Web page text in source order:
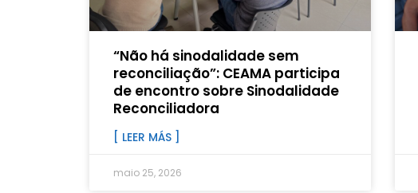
“Não há sinodalidade sem
reconciliação”: CEAMA participa
de encontro sobre Sinodalidade
Reconciliadora
[ LEER MÁS ]
maio 25, 2026